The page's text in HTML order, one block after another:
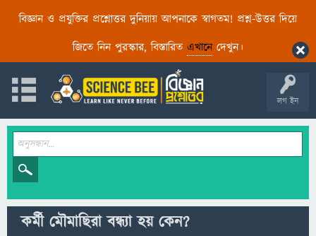
বিজ্ঞান ও প্রযুক্তির প্রশ্নোত্তর দুনিয়ায় আপনাকে স্বাগতম! প্রশ্ন-উত্তর দিয়ে
জিতে নিন পুরস্কার, বিস্তারিত এখানেদেখুন।
লগ ইন
কর্মী মৌমাছিরা বন্ধ্যা হয় কেন?